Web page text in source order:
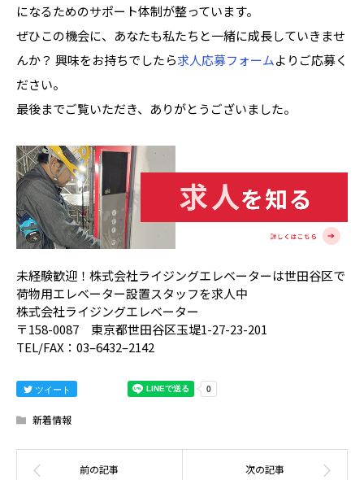
になるためのサポート体制が整っています。
ぜひこの機会に、あなたも私たちと一緒に成長していきませ
んか？ 興味をお持ちでしたら求人応募フォームよりご応募く
ださい。
最後までご覧いただき、ありがとうございました。
未経験歓迎！株式会社ライジングエレベーターは世田谷区で
荷物用エレベーター設置スタッフを求人中
株式会社ライジングエレベーター
〒158-0087 東京都世田谷区玉堤1-27-23-201
TEL/FAX：03–6432–2142
ツイート
新着情報